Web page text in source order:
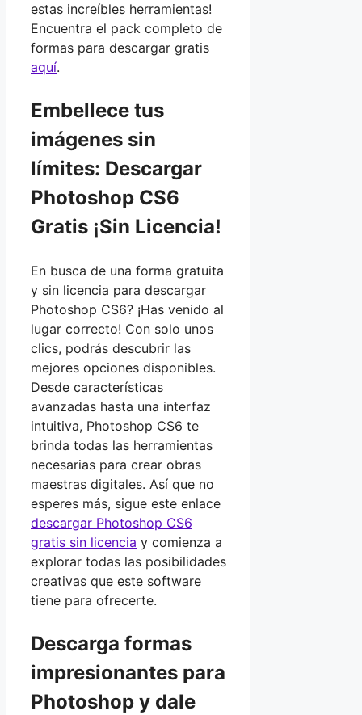
estas increíbles herramientas!
Encuentra el pack completo de
formas para descargar gratis
aquí.
Embellece tus
imágenes sin
límites: Descargar
Photoshop CS6
Gratis ¡Sin Licencia!
En busca de una forma gratuita
y sin licencia para descargar
Photoshop CS6? ¡Has venido al
lugar correcto! Con solo unos
clics, podrás descubrir las
mejores opciones disponibles.
Desde características
avanzadas hasta una interfaz
intuitiva, Photoshop CS6 te
brinda todas las herramientas
necesarias para crear obras
maestras digitales. Así que no
esperes más, sigue este enlace
descargar Photoshop CS6
gratis sin licencia y comienza a
explorar todas las posibilidades
creativas que este software
tiene para ofrecerte.
Descarga formas
impresionantes para
Photoshop y dale